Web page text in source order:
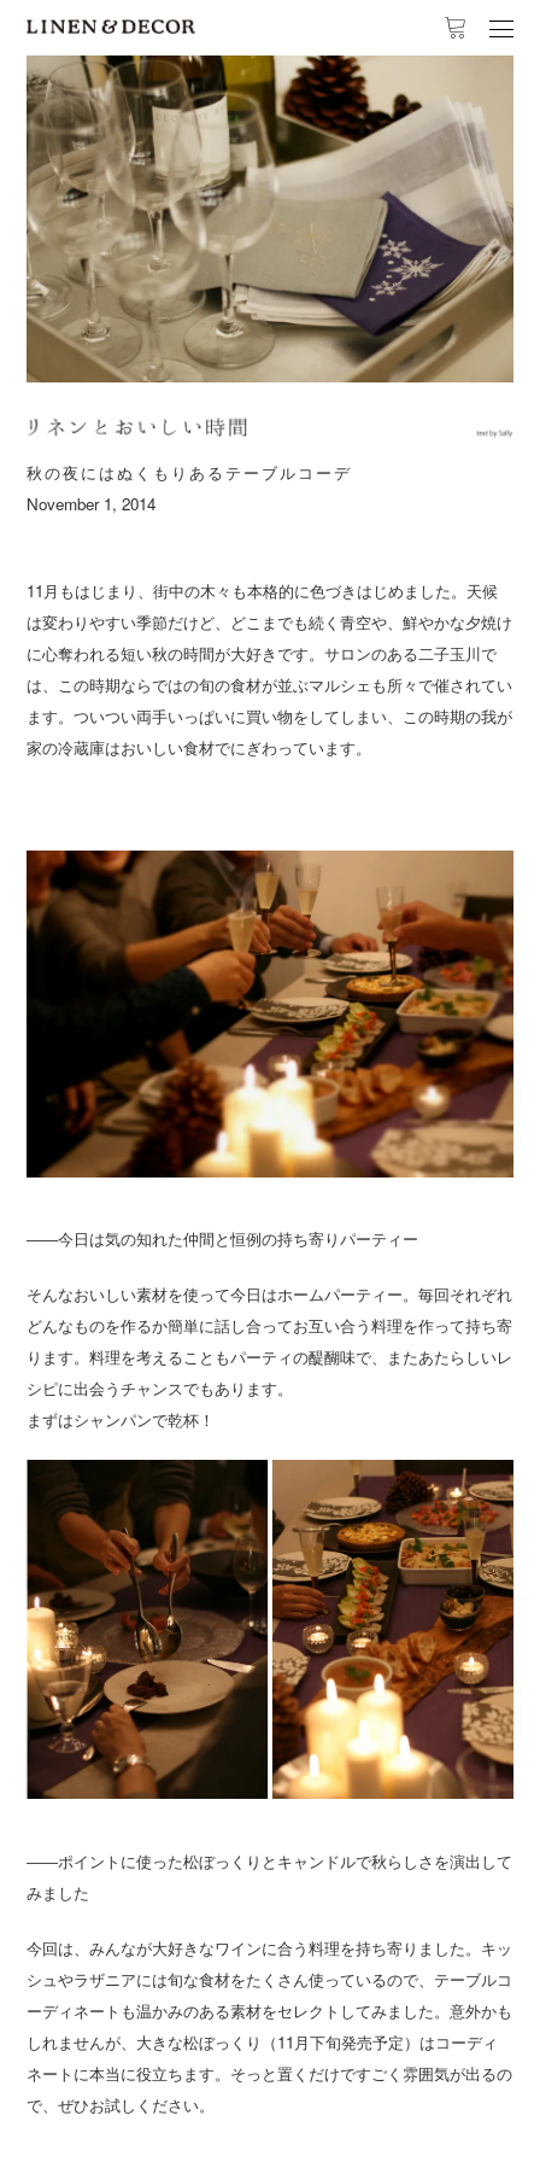
秋の夜にはぬくもりあるテーブルコーデ
November 1, 2014
11月もはじまり、街中の木々も本格的に色づきはじめました。天候
は変わりやすい季節だけど、どこまでも続く青空や、鮮やかな夕焼け
に心奪われる短い秋の時間が大好きです。サロンのある二子玉川で
は、この時期ならではの旬の食材が並ぶマルシェも所々で催されてい
ます。ついつい両手いっぱいに買い物をしてしまい、この時期の我が
家の冷蔵庫はおいしい食材でにぎわっています。
――今日は気の知れた仲間と恒例の持ち寄りパーティー
そんなおいしい素材を使って今日はホームパーティー。毎回それぞれ
どんなものを作るか簡単に話し合ってお互い合う料理を作って持ち寄
ります。料理を考えることもパーティの醍醐味で、またあたらしいレ
シピに出会うチャンスでもあります。
まずはシャンパンで乾杯！
――ポイントに使った松ぼっくりとキャンドルで秋らしさを演出して
みました
今回は、みんなが大好きなワインに合う料理を持ち寄りました。キッ
シュやラザニアには旬な食材をたくさん使っているので、テーブルコ
ーディネートも温かみのある素材をセレクトしてみました。意外かも
しれませんが、大きな松ぼっくり（11月下旬発売予定）はコーディ
ネートに本当に役立ちます。そっと置くだけですごく雰囲気が出るの
で、ぜひお試しください。